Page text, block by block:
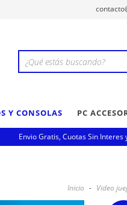
Y CONSOLAS PC
Envio Gratis, Cuotas Sin
Inicio - Video